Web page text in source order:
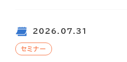
2026.07.31
セミナー